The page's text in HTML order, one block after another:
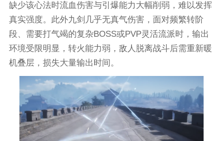
缺少该心法时流血伤害与引爆能力大幅削弱，难以发挥
真实强度。此外九剑几乎无真气伤害，面对频繁转阶
段、需要打气竭的复杂BOSS或PVP灵活流派时，输出
环境受限明显，转火能力弱，敌人脱离战斗后需重新暖
机叠层，损失大量输出时间。